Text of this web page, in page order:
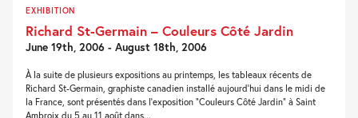
EXHIBITION
Richard St-Germain – Couleurs Côté Jardin
June 19th, 2006 - August 18th, 2006
À la suite de plusieurs expositions au printemps, les tableaux récents de
Richard St-Germain, graphiste canadien installé aujourd’hui dans le midi de
la France, sont présentés dans l’exposition “Couleurs Côté Jardin” à Saint
Ambroix du 5 au 11 août dans...